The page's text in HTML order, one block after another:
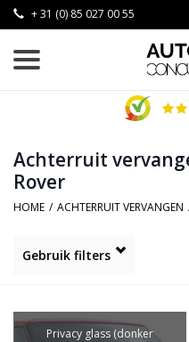
+ 31 (0) 85 027 00 55
Achterruit
Rover
HOME / ACHTERRUIT VERVANGEN
Gebruik filters
Privacy glass (donker